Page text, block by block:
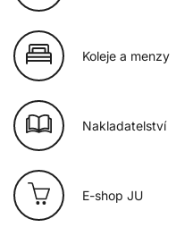
Koleje a menzy
Nakladatelství
E-shop JU